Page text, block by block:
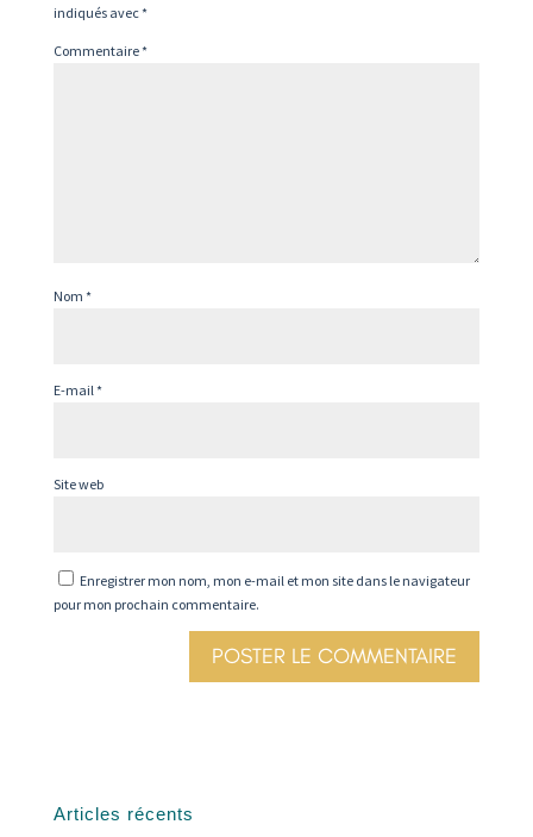
indiqués avec*
Commentaire*
Nom *
E-mail*
Site web
Enregistrer mon nom, mon e-mail et mon site dans le navigateur
pour mon prochain commentaire.
Articles récents